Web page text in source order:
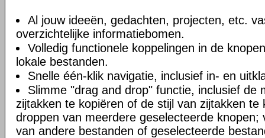
Al jouw ideeën, gedachten, projecten, etc.
overzichtelijke informatiebomen.
Volledig functionele koppelingen in de
lokale bestanden.
Snelle één-klik navigatie, inclusief in- en
Slimme "drag and drop" functie, inclusief de
zijtakken te kopiëren of de stijl van zijtakken te
droppen van meerdere geselecteerde knopen;
van andere bestanden of geselecteerde